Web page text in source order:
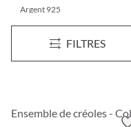
FILTRES
Argent 925
Clous d'oreilles - Pink
Ensemble de créoles -